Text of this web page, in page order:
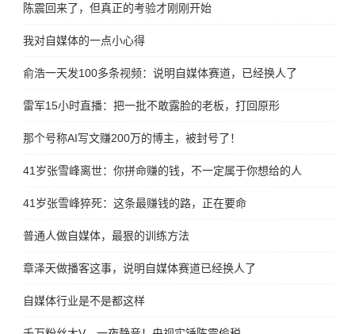
陈震回来了，但真正的考验才刚刚开始
我对自媒体的一点小心得
俞浩一天发100多条视频：说明自媒体赛道，已经换人了
雷军15小时直播：把一批不敢露脸的老板，打回原形
那个号称AI写文赚200万的博主，被封号了！
41岁张雪峰离世：你拼命赚的钱，不一定属于你想给的人
41岁张雪峰猝死：这条最赚钱的路，正在要命
普通人做自媒体，最狠的训练方法
章泽天做播客这事，说明自媒体赛道已经换人了
自媒体行业是不是都这样